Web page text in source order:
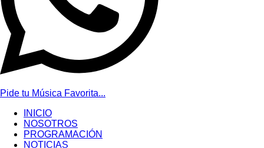
Pide tu Música Favorita...
INICIO
NOSOTROS
PROGRAMACIÓN
NOTICIAS